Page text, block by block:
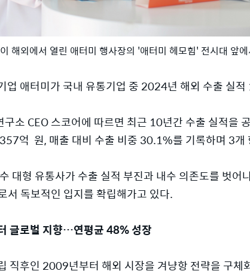
해외에서 열린 애터미 행사장의 '애터미 헤모힘' 전시대 앞
업 애터미가 국내 유통기업 중 2024년 해외 수출 실
구소 CEO 스코어에 따르면 최근 10년간 수출 실적
억 원, 매출 대비 수출 비중 30.1%를 기록하며 3개
대형 유통사가 수출 실적 부진과 내수 의존도를 벗
서 독보적인 입지를 확립해가고 있다.
글로벌 지향…연평균 48% 성장
직후인 2009년부터 해외 시장을 겨냥항 전략을 구체